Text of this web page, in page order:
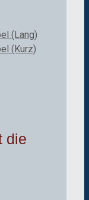
(Lang)
(Kurz)
die